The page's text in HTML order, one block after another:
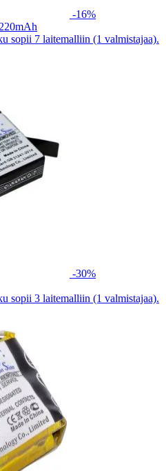
-16%
sopii 7 laitemalliin (1 valmistajaa).
-30%
sopii 3 laitemalliin (1 valmistajaa).